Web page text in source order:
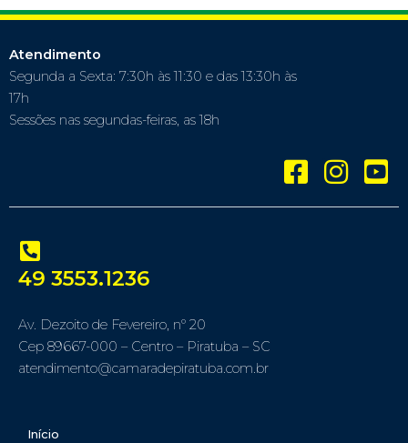
Atendimento
Segunda a Sexta: 7:30h às 11:30 e das 13:30h às
17h
Sessões nas segundas-feiras, as 18h
49 3553.1236
Av. Dezoito de Fevereiro, nº 20
Cep 89667-000 – Centro – Piratuba – SC
atendimento@camaradepiratuba.com.br
Início